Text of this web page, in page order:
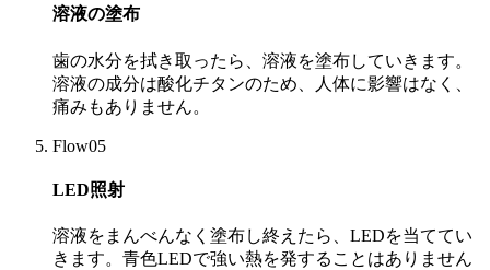
溶液の塗布
歯の水分を拭き取ったら、溶液を塗布していきます。
溶液の成分は酸化チタンのため、人体に影響はなく、
痛みもありません。
Flow05
LED照射
溶液をまんべんなく塗布し終えたら、LEDを当ててい
きます。青色LEDで強い熱を発することはありません